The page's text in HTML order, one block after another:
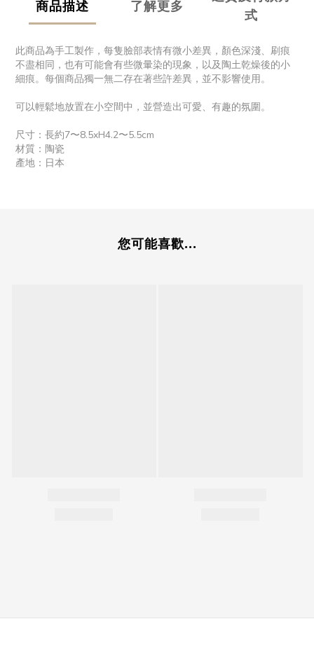
商品描述 了解更多
式
此商品為手工製作，每隻臉部表情有微小差異，顏色深淺、刷痕
不盡相同，也有可能會有些微暈染的現象，以及陶土乾燥後的小
細痕。每個商品獨一無二存在著些許差異，並不影響使用。
可以輕鬆地放置在小空間中，並營造出可愛、有趣的氛圍。
尺寸：長約7〜8.5xH4.2〜5.5cm
材質：陶瓷
產地：日本
您可能喜歡...